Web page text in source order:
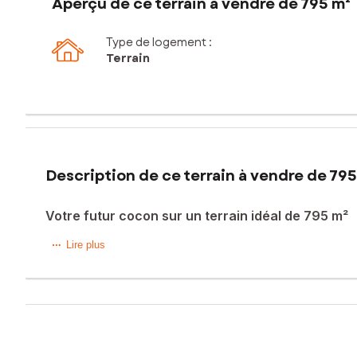
Type de logement :
Terrain
Description de ce terrain à vendre de 795
Votre futur cocon sur un terrain idéal de 795 m²
Ne cherchez plus : réalisez votre projet de construction
Ce terrain offre un cadre de vie idéal pour les familles,
Caractéristiques techniques :
Lire plus